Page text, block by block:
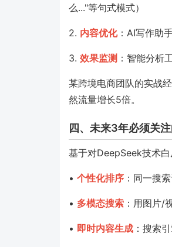
么..."等句式模式）
2. 内容优化：AI写作助
3. 效果监测 ：智能分析
某跨境电商团队的实战
然流量增长5倍。
四、未来3年必须关
基于对DeepSeek技术
• 个性化排序 ：同一搜
• 多模态搜索 ：用图片/
• 即时内容生成 ：搜索